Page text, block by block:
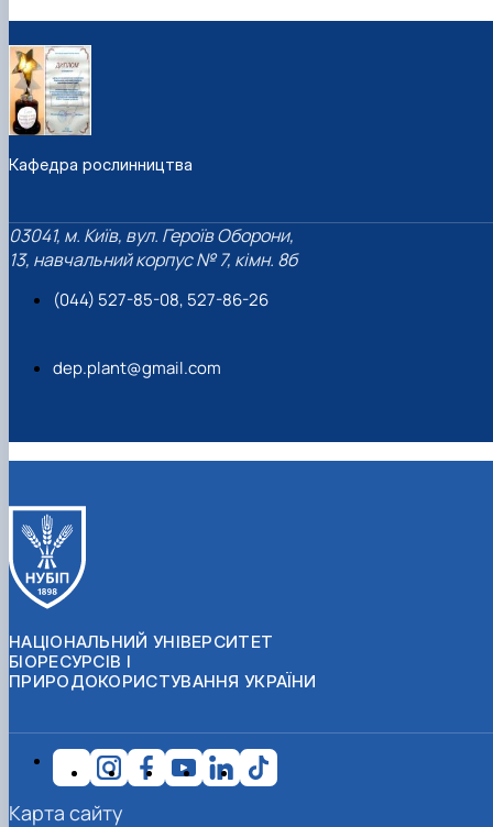
Кафедра рослинництва
03041, м. Київ, вул. Героїв Оборони,
13, навчальний корпус № 7, кімн. 8б
(044) 527-85-08, 527-86-26
dep.plant@gmail.com
НАЦІОНАЛЬНИЙ УНІВЕРСИТЕТ
БІОРЕСУРСІВ І
ПРИРОДОКОРИСТУВАННЯ УКРАЇНИ
Карта сайту